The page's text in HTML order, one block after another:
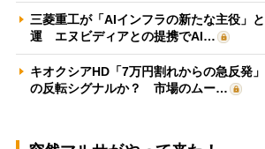
三菱重工が「AIインフラの新たな主役」
運 エヌビディアとの提携でAI…
キオクシアHD「7万円割れからの急反発
の反転シグナルか？ 市場のムー…